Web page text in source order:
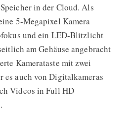
in der Cloud. Als
5-Megapixel Kamera
und ein LED-Blitzlicht
am Gehäuse angebracht
Kamerataste mit zwei
auch von Digitalkameras
Videos in Full HD